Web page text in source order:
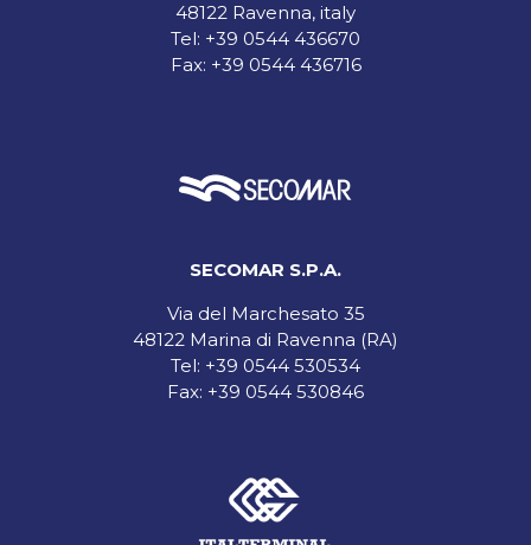
48122 Ravenna, italy
Tel: +39 0544 436670
Fax: +39 0544 436716
SECOMAR S.P.A.
Via del Marchesato 35
48122 Marina di Ravenna (RA)
Tel: +39 0544 530534
Fax: +39 0544 530846